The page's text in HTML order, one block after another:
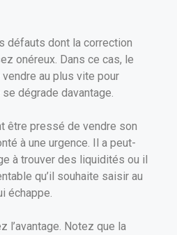
défauts dont la correction
onéreux. Dans ce cas, le
au plus vite pour
dégrade davantage.
être pressé de vendre son
à une urgence. Il a peut-
à trouver des liquidités ou il
qu’il souhaite saisir au
échappe.
l’avantage. Notez que la